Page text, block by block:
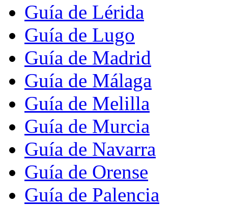
Guía de Lérida
Guía de Lugo
Guía de Madrid
Guía de Málaga
Guía de Melilla
Guía de Murcia
Guía de Navarra
Guía de Orense
Guía de Palencia